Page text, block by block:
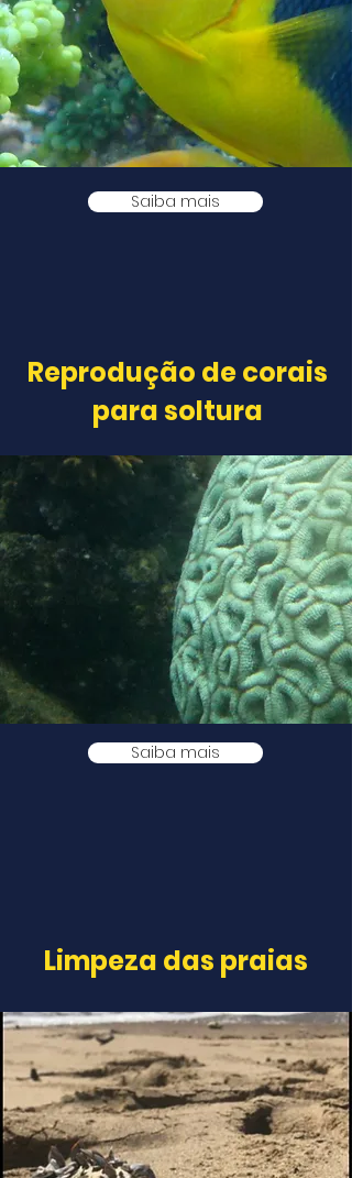
Saiba mais
Reprodução de corais
para soltura
Saiba mais
Limpeza das praias